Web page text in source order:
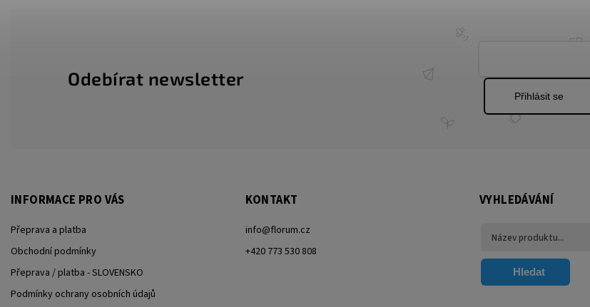
Odebírat newsletter
Přihlásit se
INFORMACE PRO VÁS
Přeprava a platba
Obchodní podmínky
Přeprava / platba - SLOVENSKO
Podmínky ochrany osobních údajů
KONTAKT
info@florum.cz
+420 773 530 808
VYHLEDÁVÁNÍ
Hledat